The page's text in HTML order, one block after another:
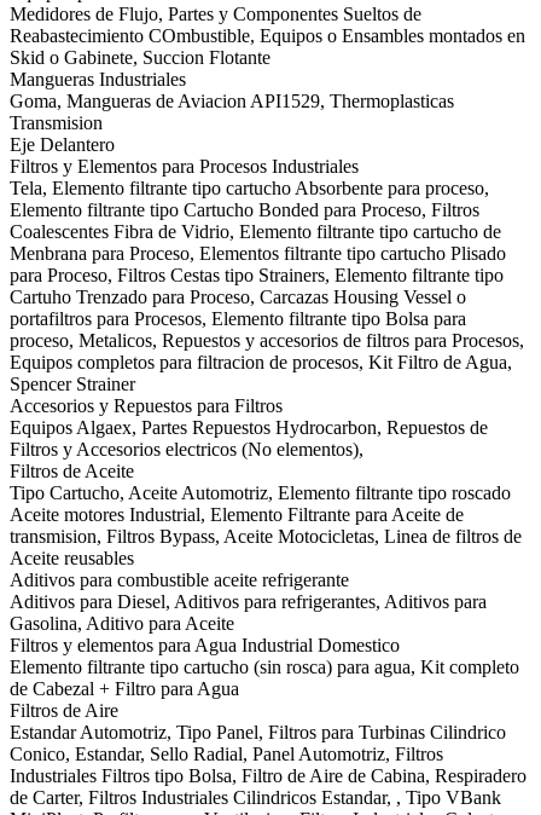
Medidores de Flujo, Partes y Componentes Sueltos de
Reabastecimiento COmbustible, Equipos o Ensambles montados en
Skid o Gabinete, Succion Flotante
Mangueras Industriales
Goma, Mangueras de Aviacion API1529, Thermoplasticas
Transmision
Eje Delantero
Filtros y Elementos para Procesos Industriales
Tela, Elemento filtrante tipo cartucho Absorbente para proceso,
Elemento filtrante tipo Cartucho Bonded para Proceso, Filtros
Coalescentes Fibra de Vidrio, Elemento filtrante tipo cartucho de
Menbrana para Proceso, Elementos filtrante tipo cartucho Plisado
para Proceso, Filtros Cestas tipo Strainers, Elemento filtrante tipo
Cartuho Trenzado para Proceso, Carcazas Housing Vessel o
portafiltros para Procesos, Elemento filtrante tipo Bolsa para
proceso, Metalicos, Repuestos y accesorios de filtros para Procesos,
Equipos completos para filtracion de procesos, Kit Filtro de Agua,
Spencer Strainer
Accesorios y Repuestos para Filtros
Equipos Algaex, Partes Repuestos Hydrocarbon, Repuestos de
Filtros y Accesorios electricos (No elementos),
Filtros de Aceite
Tipo Cartucho, Aceite Automotriz, Elemento filtrante tipo roscado
Aceite motores Industrial, Elemento Filtrante para Aceite de
transmision, Filtros Bypass, Aceite Motocicletas, Linea de filtros de
Aceite reusables
Aditivos para combustible aceite refrigerante
Aditivos para Diesel, Aditivos para refrigerantes, Aditivos para
Gasolina, Aditivo para Aceite
Filtros y elementos para Agua Industrial Domestico
Elemento filtrante tipo cartucho (sin rosca) para agua, Kit completo
de Cabezal + Filtro para Agua
Filtros de Aire
Estandar Automotriz, Tipo Panel, Filtros para Turbinas Cilindrico
Conico, Estandar, Sello Radial, Panel Automotriz, Filtros
Industriales Filtros tipo Bolsa, Filtro de Aire de Cabina, Respiradero
de Carter, Filtros Industriales Cilindricos Estandar, , Tipo VBank